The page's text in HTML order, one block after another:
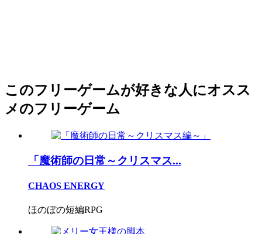
このフリーゲームが好きな人にオスス
メのフリーゲーム
「魔術師の日常～クリスマス...
CHAOS ENERGY
ほのぼの短編RPG